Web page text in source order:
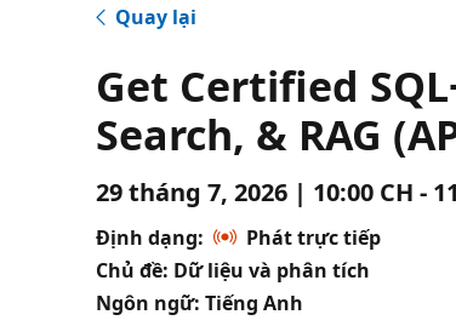
Quay lại
Get Certified
Search, & RAG
29 tháng 7, 2026 | 10:00 CH -
Định dạng:
Phát trực tiếp
Chủ đề: Dữ liệu và phân tích
Ngôn ngữ: Tiếng Anh